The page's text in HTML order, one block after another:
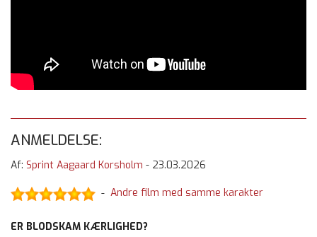
ANMELDELSE:
Af: Sprint Aagaard Korsholm - 23.03.2026
- Andre film med samme karakter
ER BLODSKAM KÆRLIGHED?